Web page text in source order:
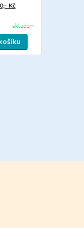
Kč
skladem